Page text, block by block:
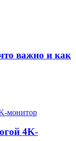
важно и как
4K-